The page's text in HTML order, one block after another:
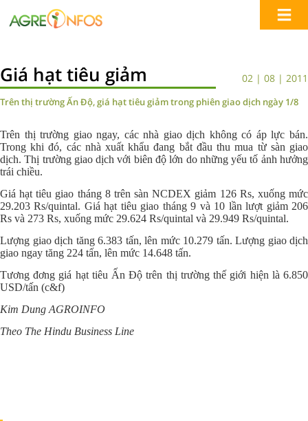
Giá hạt tiêu giảm 02 | 08 | 2011
Trên thị trường Ấn Độ, giá hạt tiêu giảm trong phiên giao dịch ngày 1/8
Trên thị trường giao ngay, các nhà giao dịch không có áp lực bán.
Trong khi đó, các nhà xuất khẩu đang bắt đầu thu mua từ sàn giao
dịch. Thị trường giao dịch với biên độ lớn do những yếu tố ảnh hưởng
trái chiều.
Giá hạt tiêu giao tháng 8 trên sàn NCDEX giảm 126 Rs, xuống mức
29.203 Rs/quintal. Giá hạt tiêu giao tháng 9 và 10 lần lượt giảm 206
Rs và 273 Rs, xuống mức 29.624 Rs/quintal và 29.949 Rs/quintal.
Lượng giao dịch tăng 6.383 tấn, lên mức 10.279 tấn. Lượng giao dịch
giao ngay tăng 224 tấn, lên mức 14.648 tấn.
Tương đơng giá hạt tiêu Ấn Độ trên thị trường thế giới hiện là 6.850
USD/tấn (c&f)
Kim Dung AGROINFO
Theo The Hindu Business Line